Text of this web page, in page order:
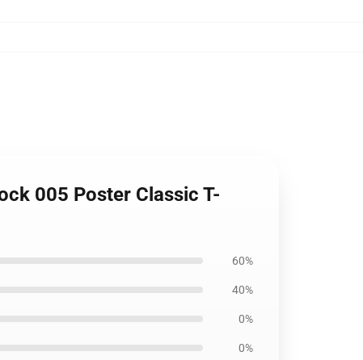
005 Poster Classic T-
60%
40%
0%
0%